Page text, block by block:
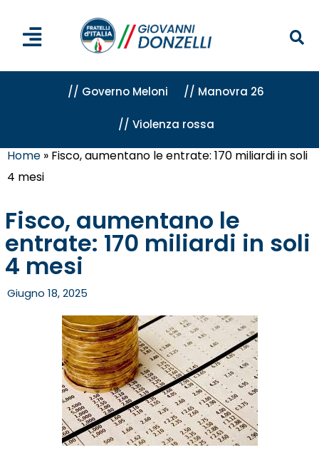
// Governo Meloni // Manovra 26
// Violenza rossa
Home » Fisco, aumentano le entrate: 170 miliardi in soli
4 mesi
Fisco, aumentano le
entrate: 170 miliardi in soli
4 mesi
Giugno 18, 2025